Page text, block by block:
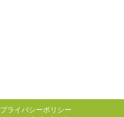
プライバシーポリシー